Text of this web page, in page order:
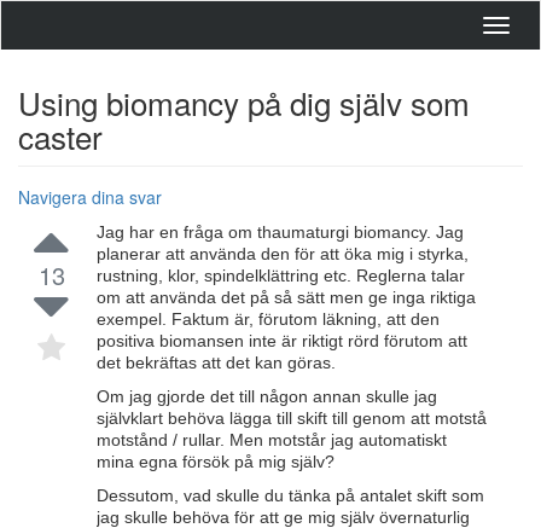
Using biomancy på dig själv som
caster
Navigera dina svar
13
Jag har en fråga om thaumaturgi biomancy. Jag
planerar att använda den för att öka mig i styrka,
rustning, klor, spindelklättring etc. Reglerna talar
om att använda det på så sätt men ge inga riktiga
exempel. Faktum är, förutom läkning, att den
positiva biomansen inte är riktigt rörd förutom att
det bekräftas att det kan göras.
Om jag gjorde det till någon annan skulle jag
självklart behöva lägga till skift till genom att motstå
motstånd / rullar. Men motstår jag automatiskt
mina egna försök på mig själv?
Dessutom, vad skulle du tänka på antalet skift som
jag skulle behöva för att ge mig själv övernaturlig